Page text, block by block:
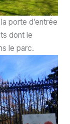
porte d’entrée
dont le
le parc.